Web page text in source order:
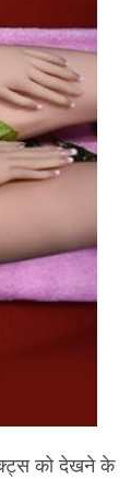
को देखने के